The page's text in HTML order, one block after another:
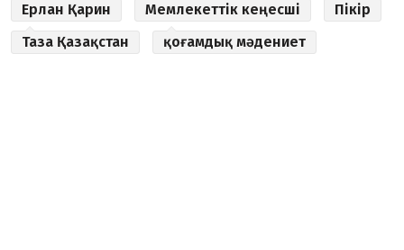
Ерлан Қарин Мемлекеттік кеңесші
Пікір
Таза Қазақстан
қоғамдық мәдениет